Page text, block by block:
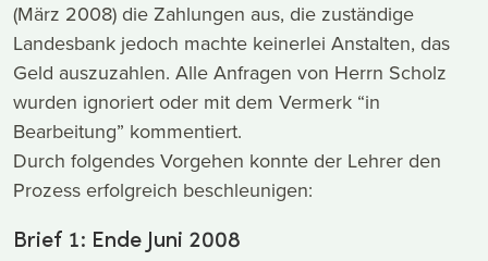
(März 2008) die Zahlungen aus, die zuständige
Landesbank jedoch machte keinerlei Anstalten, das
Geld auszuzahlen. Alle Anfragen von Herrn Scholz
wurden ignoriert oder mit dem Vermerk “in
Bearbeitung” kommentiert.
Durch folgendes Vorgehen konnte der Lehrer den
Prozess erfolgreich beschleunigen:
Brief 1: Ende Juni 2008